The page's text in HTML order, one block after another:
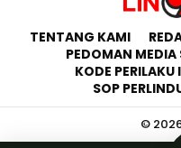
TENTANG KAMI
PEDOMAN MEDIA
KODE PERILAKU
SOP
©